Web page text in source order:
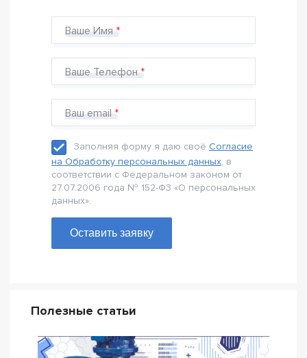
Ваше Имя
Ваше Телефон
Ваш email
Заполняя форму я даю своё Согласие
на Обработку персональных данных, в
соответствии с Федеральном законом от
27.07.2006 года № 152-Ф3 «О персональных
данных».
Оставить заявку
Полезные статьи